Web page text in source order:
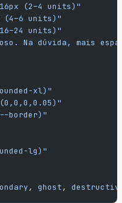
(2–4 units)"
(4–6 units)"
units)"
Na dúvida, mais
xl)"
border)"
lg)"
, ghost,